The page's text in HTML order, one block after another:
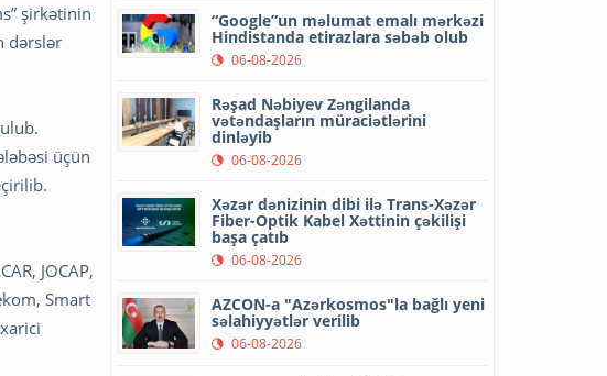
şirkətinin
dərslər
üçün
JOCAP,
Smart
“Google”un məlumat emalı mərkəzi
Hindistanda etirazlara səbəb olub
06-08-2026
Rəşad Nəbiyev Zəngilanda
vətəndaşların müraciətlərini
dinləyib
06-08-2026
Xəzər dənizinin dibi ilə Trans-Xəzər
Fiber-Optik Kabel Xəttinin çəkilişi
başa çatıb
06-08-2026
AZCON-a "Azərkosmos"la bağlı yeni
səlahiyyətlər verilib
06-08-2026